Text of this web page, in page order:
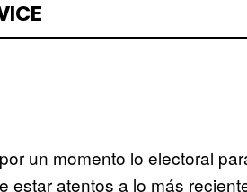
un momento lo electoral
estar atentos a lo más